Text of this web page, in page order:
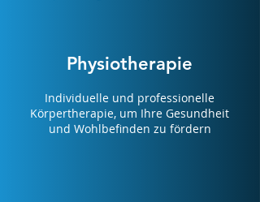
Physiotherapie
Individuelle und professionelle
Körpertherapie, um Ihre Gesundheit
und Wohlbefinden zu fördern